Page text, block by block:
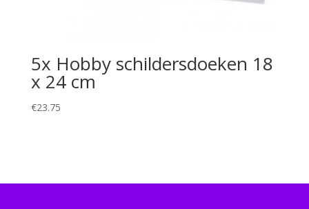
5x Hobby schildersdoeken 18
x 24 cm
€23.75